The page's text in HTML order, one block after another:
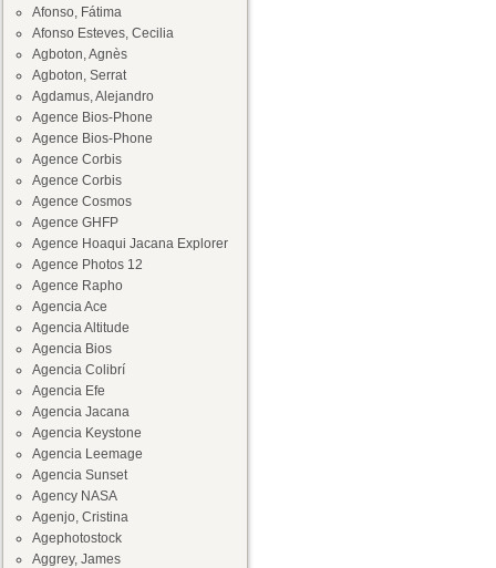
Afonso, Fátima
Afonso Esteves, Cecilia
Agboton, Agnès
Agboton, Serrat
Agdamus, Alejandro
Agence Bios-Phone
Agence Bios-Phone
Agence Corbis
Agence Corbis
Agence Cosmos
Agence GHFP
Agence Hoaqui Jacana Explorer
Agence Photos 12
Agence Rapho
Agencia Ace
Agencia Altitude
Agencia Bios
Agencia Colibrí
Agencia Efe
Agencia Jacana
Agencia Keystone
Agencia Leemage
Agencia Sunset
Agency NASA
Agenjo, Cristina
Agephotostock
Aggrey, James